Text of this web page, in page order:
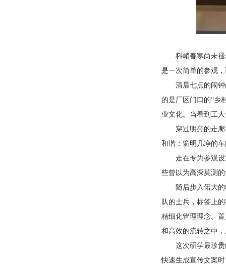
料峭春寒尚未
是一次简单的参观
清晨七点的闹
的是厂区门口的“乡
业文化。当看到工
穿过明亮的走
和谐：窗明几净的
走在专为参观
些曾以为高深莫测
随后步入偌大
队的士兵，标签上
精细化管理理念。
和高效的流转之中
这次研学最珍
快速生成宣传文案